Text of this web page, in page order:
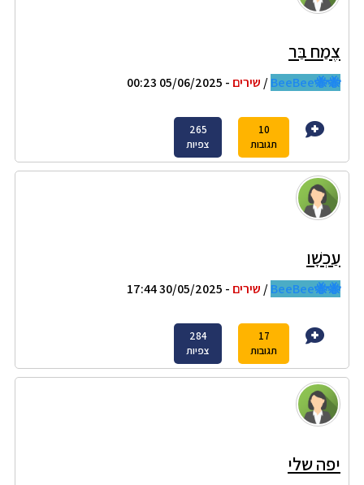
צֶמַח בַּר
🐝🐝BeeBee
/ שירים - 05/06/2025 00:23
10
תגובות
265
צפיות
עַכְשָׁו
🐝🐝BeeBee
/ שירים - 30/05/2025 17:44
17
תגובות
284
צפיות
יפה שלי